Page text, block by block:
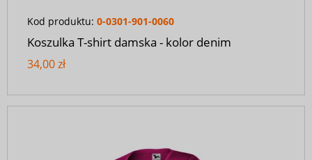
Kod produktu: 0-0301-901-0060
Koszulka T-shirt damska - kolor denim
34,00 zł